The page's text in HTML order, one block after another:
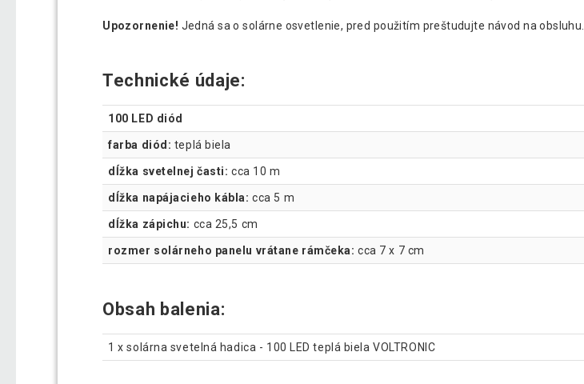
Upozornenie! Jedná sa o solárne osvetlenie, pred použitím preštudujte návod na obsluhu.
Technické údaje:
100 LED diód
farba diód: teplá biela
dĺžka svetelnej časti: cca 10 m
dĺžka napájacieho kábla: cca 5 m
dĺžka zápichu: cca 25,5 cm
rozmer solárneho panelu vrátane rámčeka: cca 7 x 7 cm
Obsah balenia:
1 x solárna svetelná hadica - 100 LED teplá biela VOLTRONIC